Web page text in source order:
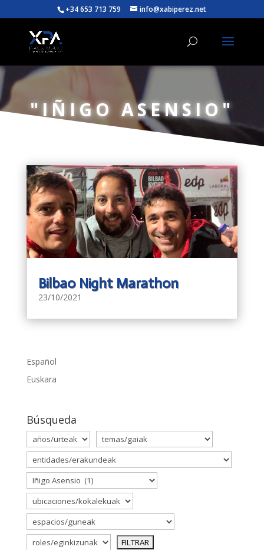
+34 653 713 759 info@xabiperez.net
"IÑIGO ASENSIO"
Bilbao Night Marathon
23/10/2021
Español
Euskara
Búsqueda